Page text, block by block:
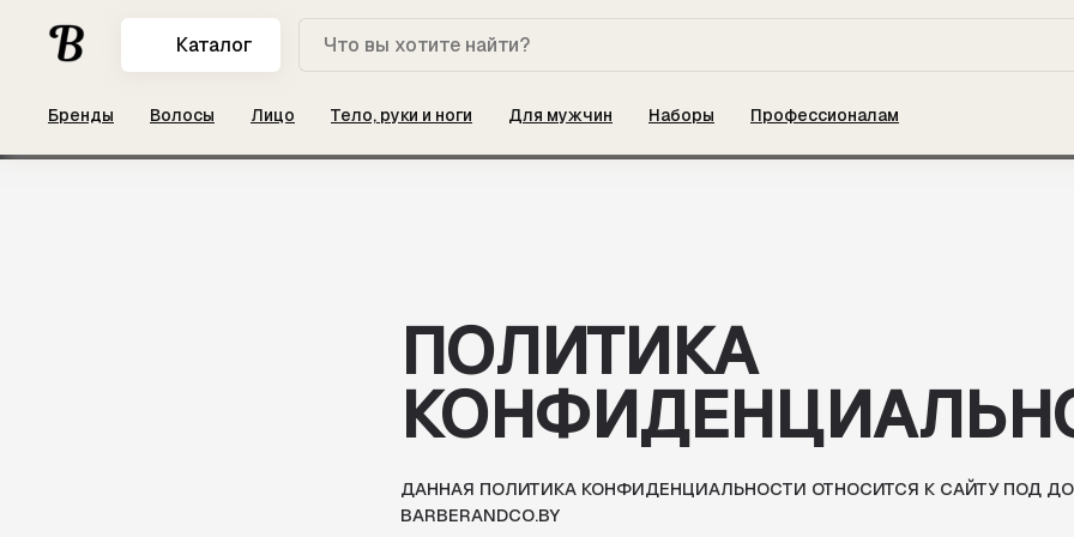
Каталог
Бренды Волосы Лицо Тело, руки и ноги Для мужчин Наборы Профессионалам
О БРЕНДАХ
КАТАЛОГ
ПОЛИТИКА
ДАННАЯ ПОЛИТИКА КОНФИДЕНЦИАЛЬНОСТИ ОТНОСИТСЯ К САЙТУ ПОД ДОМЕННЫМ
ЭТА СТРАНИЦА СОДЕРЖИТ СВЕДЕНИЯ О ТОМ, КАКУЮ ИНФОРМАЦИЮ МЫ